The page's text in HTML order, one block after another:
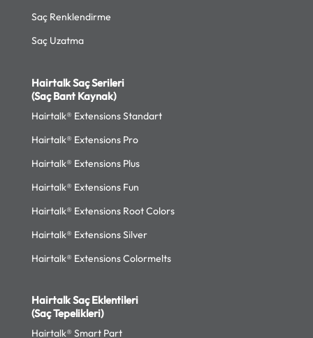
Saç Renklendirme
Saç Uzatma
Hairtalk Saç Serileri
(Saç Bant Kaynak)
Hairtalk® Extensions Standart
Hairtalk® Extensions Pro
Hairtalk® Extensions Plus
Hairtalk® Extensions Fun
Hairtalk® Extensions Root Colors
Hairtalk® Extensions Silver
Hairtalk® Extensions Colormelts
Hairtalk Saç Eklentileri
(Saç Tepelikleri)
Hairtalk® Smart Part